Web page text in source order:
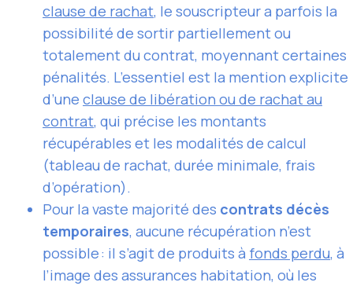
clause de rachat, le souscripteur a parfois la
possibilité de sortir partiellement ou
totalement du contrat, moyennant certaines
pénalités. L’essentiel est la mention explicite
d’une clause de libération ou de rachat au
contrat, qui précise les montants
récupérables et les modalités de calcul
(tableau de rachat, durée minimale, frais
d’opération).
Pour la vaste majorité des contrats décès
temporaires, aucune récupération n’est
possible : il s’agit de produits à fonds perdu, à
l’image des assurances habitation, où les